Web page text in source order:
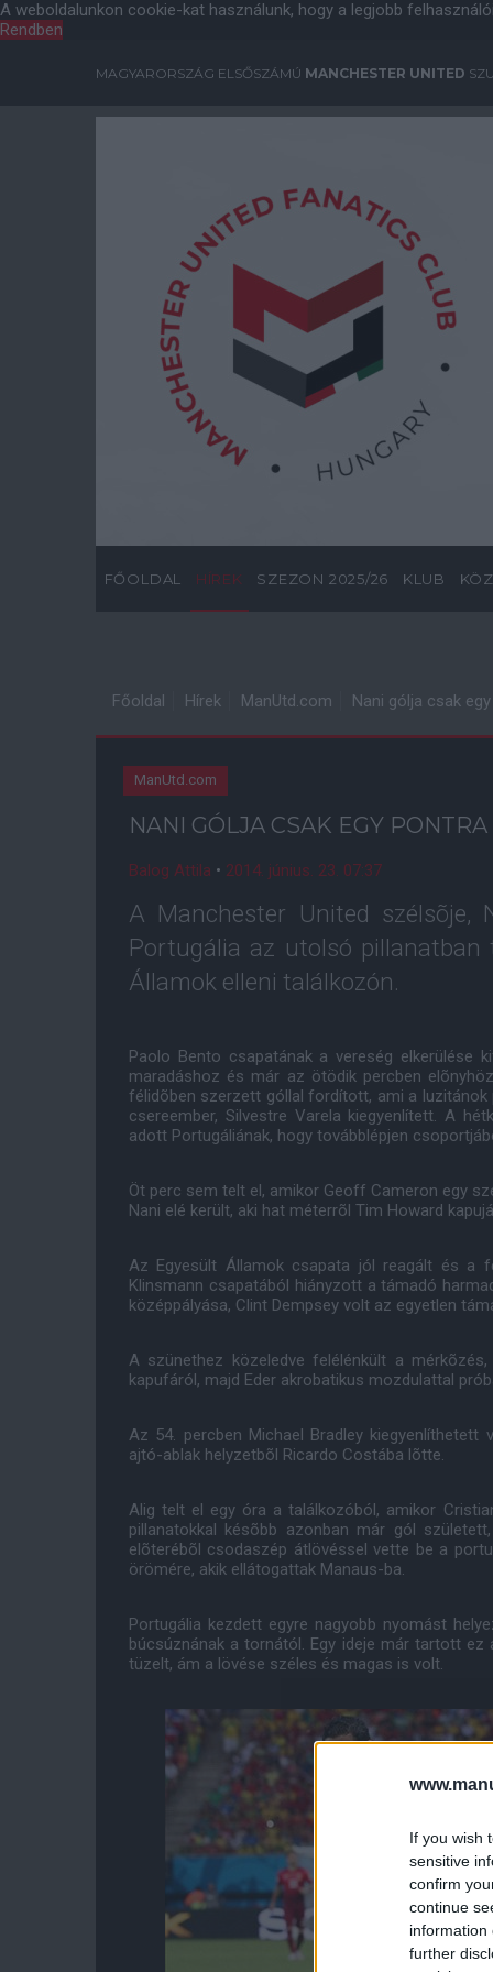
If you wish
sensitive
confirm
continue
information
further
A weboldalunkon cookie-kat használunk, hogy a legjobb
Rendben
MAGYARORSZÁG ELSŐSZÁMÚ MANCHESTER UNITED
FŐOLDAL HÍREK SZEZON 2025/26 KLUB
Főoldal Hírek ManUtd.com Nani gólja csak
ManUtd.com
NANI GÓLJA CSAK EGY PONTRA
Balog Attila • 2014. június. 23. 07:37
A Manchester United
Portugália az utolsó
Államok elleni találkozón.
Paolo Bento csapatának a vereség
maradáshoz és már az ötödik percben
félidõben szerzett góllal fordított, ami a luzitánok
csereember, Silvestre Varela kiegyenlített. A
adott Portugáliának, hogy továbblépjen
Öt perc sem telt el, amikor Geoff Cameron egy
Nani elé került, aki hat méterrõl Tim Howard
Az Egyesült Államok csapata jól reagált és a
Klinsmann csapatából hiányzott a támadó
középpályása, Clint Dempsey volt az egyetlen
A szünethez közeledve felélénkült a
kapufáról, majd Eder akrobatikus mozdulattal
Az 54. percben Michael Bradley
ajtó-ablak helyzetbõl Ricardo Costába lõtte.
Alig telt el egy óra a találkozóból, amikor
pillanatokkal késõbb azonban már gól
elõterébõl csodaszép átlövéssel vette be a
örömére, akik ellátogattak Manaus-ba.
Portugália kezdett egyre nagyobb nyomást
búcsúznának a tornától. Egy ideje már tartott
tüzelt, ám a lövése széles és magas is volt.